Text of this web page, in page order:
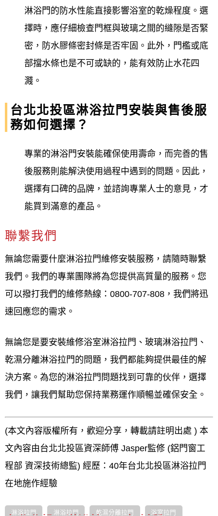
淋浴門的防水性能直接影響浴室的乾燥程度。選
擇時，應仔細檢查門框與玻璃之間的縫隙是否緊
密，防水膠條密封條是否牢固。此外，門檻或底
部擋水條也是不可或缺的，能有效防止水花四
濺。
台北北投區淋浴拉門安裝與售後服
務如何選擇？
專業的淋浴門安裝能確保使用壽命，而完善的售
後服務則能解決使用過程中遇到的問題。因此，
選擇有口碑的品牌，並諮詢專業人士的意見，才
能買到滿意的產品。
聯繫我們
無論您需要什麼淋浴拉門維修安裝服務，請隨時聯繫
我們。我們的專業團隊將為您提供高質量的服務。您
可以撥打我們的維修熱線：0800-707-808，我們將迅
速回應您的需求。
無論您是要安裝維修浴室淋浴拉門、玻璃淋浴拉門、
乾濕分離淋浴拉門的問題，我們都能夠提供最佳的解
決方案。為您的淋浴拉門問題找到可靠的伙伴，選擇
我們，讓我們幫助您保持業務運作順暢並確保安全。
(本文內容版權所有，歡迎分享，轉載請註明出處 ) 本
文內容由台北北投區資深師傅 Jasper監修 (鋁門窗工
程部 資深技術總監) 經歷：40年台北北投區淋浴拉門
在地施作經驗
淋浴拉門 淋浴拉門 乾濕分離拉門 浴室拉門